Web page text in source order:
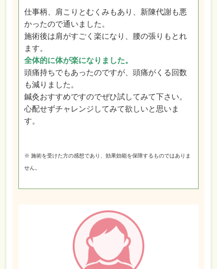
仕事柄、肩こりとむくみもあり、新陳代謝も悪
かったので通いました。
施術後は肩がすごく楽になり、腰の張りもとれ
ます。
全体的に体が楽になりました。
頭痛持ちでもあったのですが、頭痛がくる回数
も減りました。
鍼灸おすすめですのでぜひ試してみて下さい。
心配せずチャレンジしてみて欲しいと思いま
す。
※ 施術を受けた方の感想であり、効果効能を保障するものではありま
せん。